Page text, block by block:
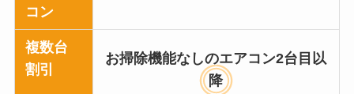
コン
複数台
割引
お掃除機能なしのエアコン2台目以
降